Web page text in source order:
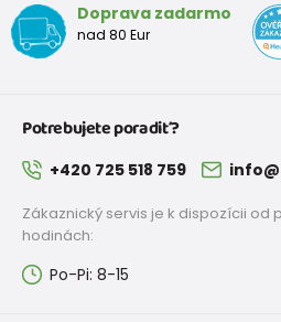
Doprava zadarmo
nad 80 Eur
Potrebujete poradiť?
+420 725 518 759
Zákaznický servis je k dispozícii od
hodinách:
Po-Pi: 8-15